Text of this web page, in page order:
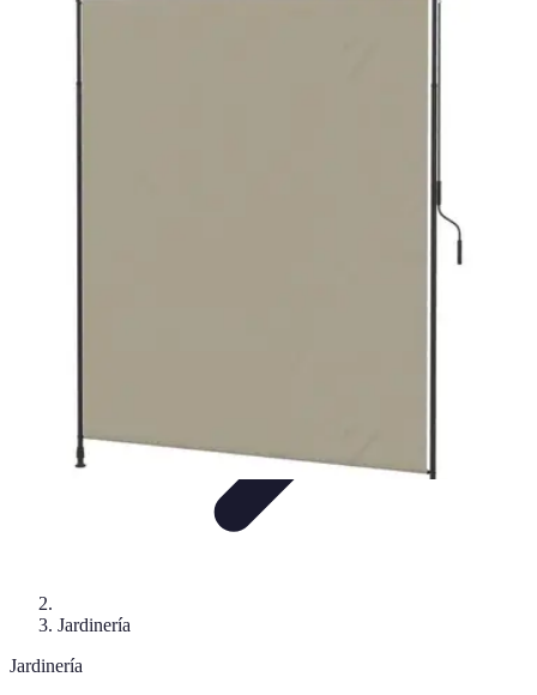
Jardinería
Jardinería